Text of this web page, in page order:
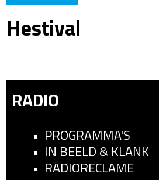
Hestival
RADIO
PROGRAMMA'S
IN BEELD & KLANK
RADIORECLAME